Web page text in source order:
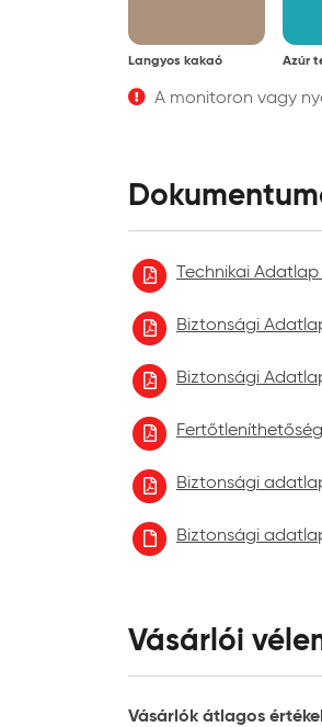
Langyos kakaó Azúr
A monitoron vagy
Technikai
Biztonsági
Biztonsági
Biztonsági
Biztonsági adatlap
Vásárlói
Vásárlók átlagos